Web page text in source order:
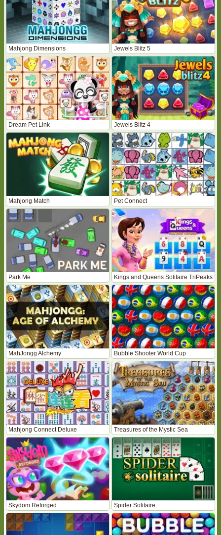
Mahjong Dimensions Jewels Blitz 5
Dream Pet Link Jewels Blitz 4
Mahjong Match Pet Connect
Park Me Kings and Queens Solitaire TriPeaks
MahJongg Alchemy Bubble Shooter World Cup
Mahjong Connect Deluxe Treasures of the Mystic Sea
Skydom Reforged Spider Solitaire